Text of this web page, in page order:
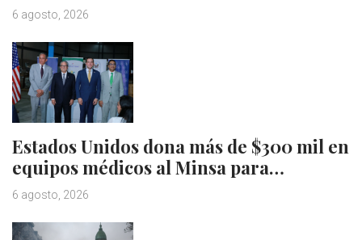
6 agosto, 2026
Estados Unidos dona más de $300 mil en
equipos médicos al Minsa para…
6 agosto, 2026